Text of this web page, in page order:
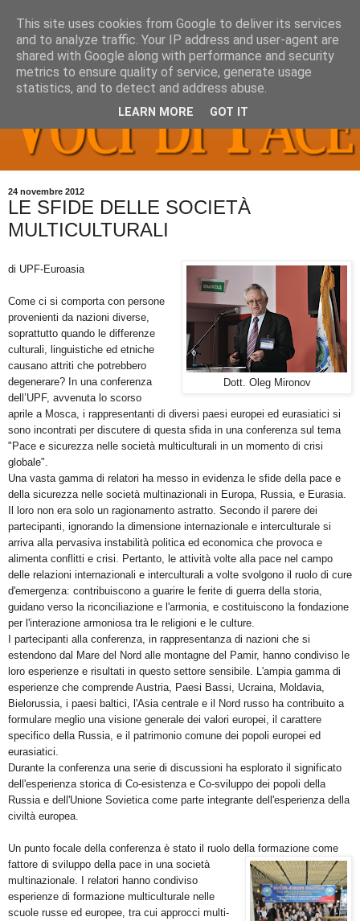
24 novembre 2012
LE SFIDE DELLE SOCIETÀ
MULTICULTURALI
Dott. Oleg Mironov
di UPF-Euroasia
Come ci si comporta con persone
provenienti da nazioni diverse,
soprattutto quando le differenze
culturali, linguistiche ed etniche
causano attriti che potrebbero
degenerare? In una conferenza
dell’UPF, avvenuta lo scorso
aprile a Mosca, i rappresentanti di diversi paesi europei ed eurasiatici si
sono incontrati per discutere di questa sfida in una conferenza sul tema
"Pace e sicurezza nelle società multiculturali in un momento di crisi
globale".
Una vasta gamma di relatori ha messo in evidenza le sfide della pace e
della sicurezza nelle società multinazionali in Europa, Russia, e Eurasia.
Il loro non era solo un ragionamento astratto. Secondo il parere dei
partecipanti, ignorando la dimensione internazionale e interculturale si
arriva alla pervasiva instabilità politica ed economica che provoca e
alimenta conflitti e crisi. Pertanto, le attività volte alla pace nel campo
delle relazioni internazionali e interculturali a volte svolgono il ruolo di cure
d'emergenza: contribuiscono a guarire le ferite di guerra della storia,
guidano verso la riconciliazione e l'armonia, e costituiscono la fondazione
per l'interazione armoniosa tra le religioni e le culture.
I partecipanti alla conferenza, in rappresentanza di nazioni che si
estendono dal Mare del Nord alle montagne del Pamir, hanno condiviso le
loro esperienze e risultati in questo settore sensibile. L'ampia gamma di
esperienze che comprende Austria, Paesi Bassi, Ucraina, Moldavia,
Bielorussia, i paesi baltici, l'Asia centrale e il Nord russo ha contribuito a
formulare meglio una visione generale dei valori europei, il carattere
specifico della Russia, e il patrimonio comune dei popoli europei ed
eurasiatici.
Durante la conferenza una serie di discussioni ha esplorato il significato
dell'esperienza storica di Co-esistenza e Co-sviluppo dei popoli della
Russia e dell'Unione Sovietica come parte integrante dell'esperienza della
civiltà europea.
Un punto focale della conferenza è stato il ruolo della formazione come
fattore di sviluppo della pace in una società
multinazionale. I relatori hanno condiviso
esperienze di formazione multiculturale nelle
scuole russe ed europee, tra cui approcci multi-
This site uses cookies from Google to deliver its services
and to analyze traffic. Your IP address and user-agent are
shared with Google along with performance and security
metrics to ensure quality of service, generate usage
statistics, and to detect and address abuse.
LEARN MORE GOT IT